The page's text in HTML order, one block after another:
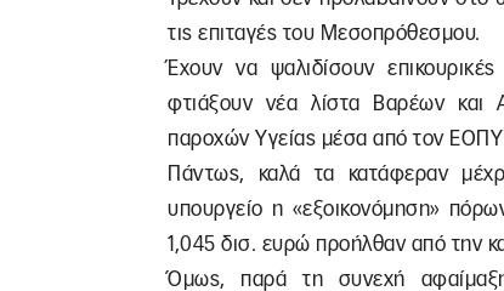
τις επιταγές του Μεσοπρόθεσμου.
Έχουν να ψαλιδίσουν
φτιάξουν νέα λίστα Βαρέων και
παροχών Υγείας μέσα από τον
Πάντως, καλά τα κατάφεραν
υπουργείο η «εξοικονόμηση»
1,045 δισ. ευρώ προήλθαν από την
Όμως, παρά τη συνεχή